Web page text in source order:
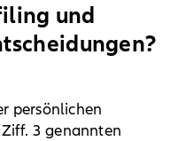
und
persönlichen
3 genannten